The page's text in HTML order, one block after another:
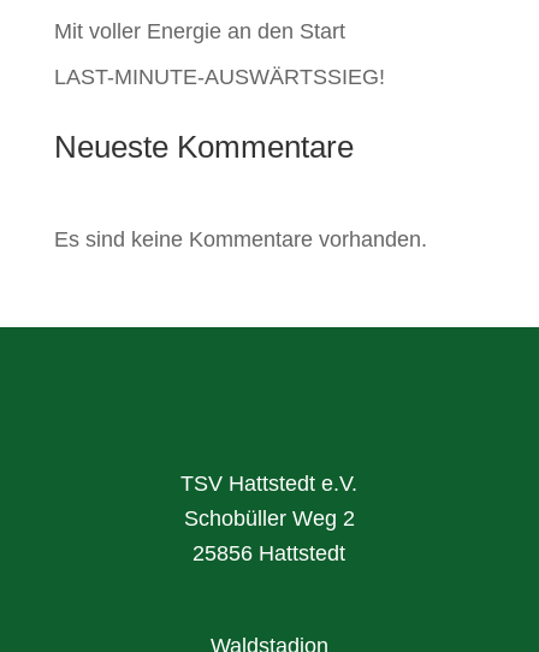
Mit voller Energie an den Start
LAST-MINUTE-AUSWÄRTSSIEG!
Neueste Kommentare
Es sind keine Kommentare vorhanden.
TSV Hattstedt e.V.
Schobüller Weg 2
25856 Hattstedt
Waldstadion